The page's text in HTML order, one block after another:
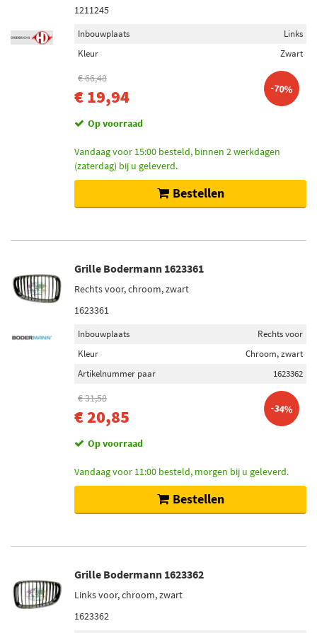
1211245
Inbouwplaats
Links
Kleur
Zwart
€ 66,48
€ 19,94 -70%
Op voorraad
Vandaag voor 15:00 besteld, binnen 2 werkdagen
(zaterdag) bij u geleverd.
Bestellen
Grille Bodermann 1623361
Rechts voor, chroom, zwart
1623361
Inbouwplaats
Rechts voor
Kleur
Chroom, zwart
Artikelnummer paar
1623362
€ 31,58
€ 20,85 -34%
Op voorraad
Vandaag voor 11:00 besteld, morgen bij u geleverd.
Bestellen
Grille Bodermann 1623362
Links voor, chroom, zwart
1623362